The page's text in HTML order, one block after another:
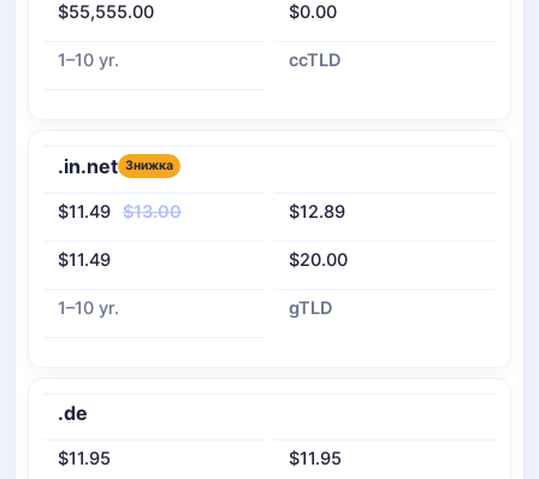
$55,555.00 $0.00
1–10 yr. ccTLD
.in.net Знижка
$11.49 $13.00 $12.89
$11.49 $20.00
1–10 yr. gTLD
.de
$11.95 $11.95